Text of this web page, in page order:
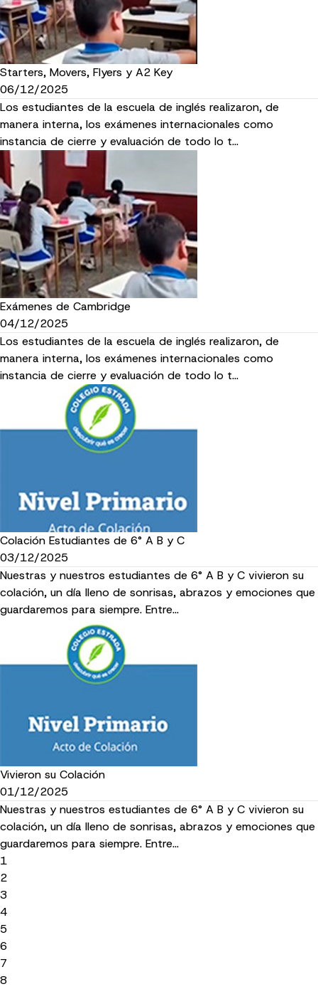
Starters, Movers, Flyers y A2 Key
06/12/2025
Los estudiantes de la escuela de inglés realizaron, de
manera interna, los exámenes internacionales como
instancia de cierre y evaluación de todo lo t…
Exámenes de Cambridge
04/12/2025
Los estudiantes de la escuela de inglés realizaron, de
manera interna, los exámenes internacionales como
instancia de cierre y evaluación de todo lo t…
Colación Estudiantes de 6° A B y C
03/12/2025
Nuestras y nuestros estudiantes de 6° A B y C vivieron su
colación, un día lleno de sonrisas, abrazos y emociones que
guardaremos para siempre. Entre…
Vivieron su Colación
01/12/2025
Nuestras y nuestros estudiantes de 6° A B y C vivieron su
colación, un día lleno de sonrisas, abrazos y emociones que
guardaremos para siempre. Entre…
1
2
3
4
5
6
7
8